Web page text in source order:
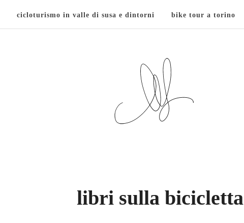
cicloturismo in valle di susa e dintorni bike tour a torino
libri sulla bicicletta